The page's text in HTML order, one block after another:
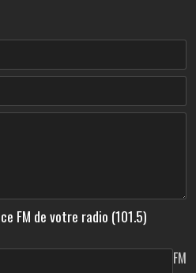
FM de votre radio (101.5)
FM